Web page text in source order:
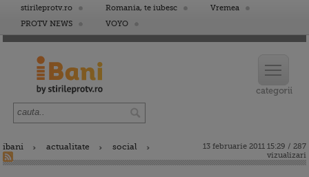
stirileprotv.ro Romania, te iubesc
Vremea
PROTV NEWS
VOYO
ibani actualitate social
13 februarie 2011 15:29 / 287
vizualizari